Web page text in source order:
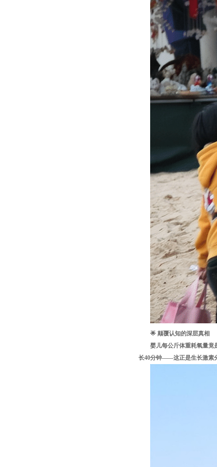
🌟 颠覆认知的深层真相
婴儿每公斤体重耗氧量竟
长40分钟——这正是生长激素